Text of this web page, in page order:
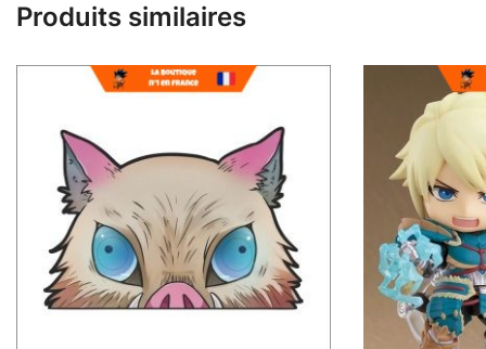
Produits similaires